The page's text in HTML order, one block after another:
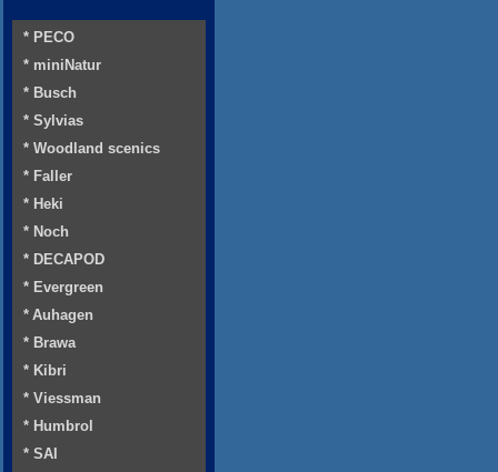
* PECO
* miniNatur
* Busch
* Sylvias
* Woodland scenics
* Faller
* Heki
* Noch
* DECAPOD
* Evergreen
* Auhagen
* Brawa
* Kibri
* Viessman
* Humbrol
* SAI